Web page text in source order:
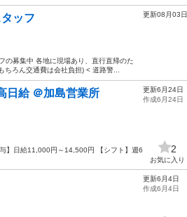
ッフ
の募集中 各地に現場あり、直行直帰のた
ろん交通費は会社負担) < 道路警...
更新08月03日
日給 ＠加島営業所
】日給11,000円～14,500円 【シフト】週6
更新6月24日
作成6月24日
2
お気に入り
更新6月4日
作成6月4日